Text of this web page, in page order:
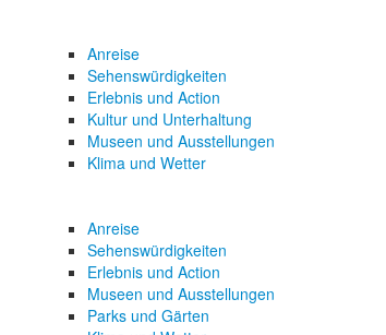
Anreise
Sehenswürdigkeiten
Erlebnis und Action
Kultur und Unterhaltung
Museen und Ausstellungen
Klima und Wetter
Anreise
Sehenswürdigkeiten
Erlebnis und Action
Museen und Ausstellungen
Parks und Gärten